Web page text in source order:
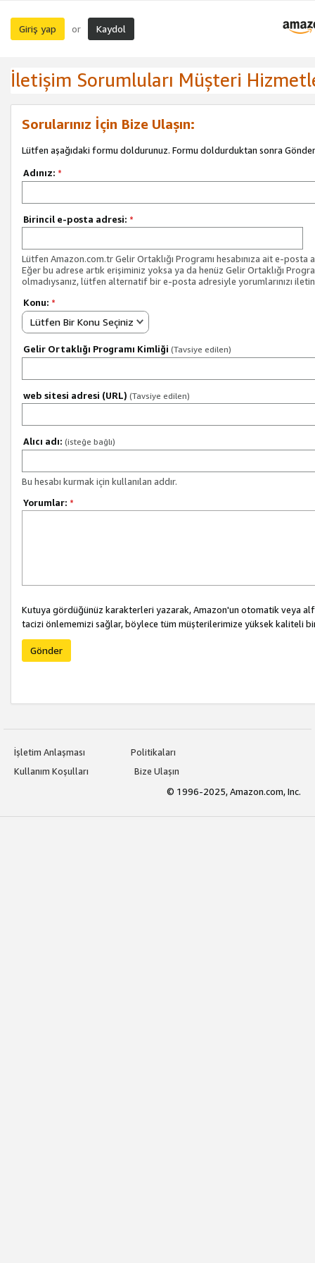
Giriş yap or Kaydol
İletişim Sorumluları Müşteri
Sorularınız İçin Bize Ulaşın:
Lütfen aşağıdaki formu doldurunuz. Formu doldurduktan sonra Gönder
Adınız: *
Birincil e-posta adresi: *
Lütfen Amazon.com.tr Gelir Ortaklığı Programı hesabınıza ait e-posta
Eğer bu adrese artık erişiminiz yoksa ya da henüz Gelir Ortaklığı
olmadıysanız, lütfen alternatif bir e-posta adresiyle yorumlarınızı
Konu: *
Lütfen Bir Konu Seçiniz
Gelir Ortaklığı Programı Kimliği (Tavsiye edilen)
web sitesi adresi (URL) (Tavsiye edilen)
Alıcı adı: (isteğe bağlı)
Bu hesabı kurmak için kullanılan addır.
Yorumlar: *
Kutuya gördüğünüz karakterleri yazarak, Amazon'un otomatik veya
tacizi önlememizi sağlar, böylece tüm müşterilerimize yüksek kaliteli
Gönder
İşletim Anlaşması
Politikaları
Kullanım Koşulları
Bize Ulaşın
© 1996-2025, Amazon.com, Inc.